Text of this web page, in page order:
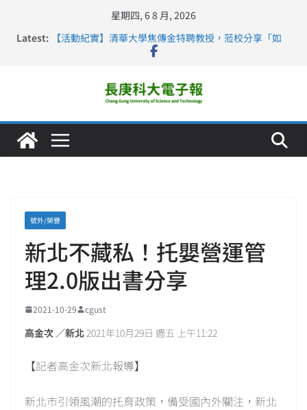
星期四, 6 8 月, 2026
Latest:
【活動紀實】清華大學焦傳金特聘教授，蒞校分享「如
長庚科大連四年穩居《遠見》醫學大學第5名 辦學實力再
深化永續醫療 長庚科大攜菲、印頂尖大學跨國合作
長庚科大護理系勇奪2026羅馬尼亞歐洲盃國際發明展雙
金牌暨雙特別獎 AI智慧照護與護理教育創新獲國際肯定
號外/榮譽
新北不藏私！托嬰營運管
理2.0版出書分享
2021-10-29 cgust
高金次 ／新北2021年10月29日 週五 上午11:22
【記者高金次新北報導】
新北市引領風潮的托育政策，備受國內外關注，新北